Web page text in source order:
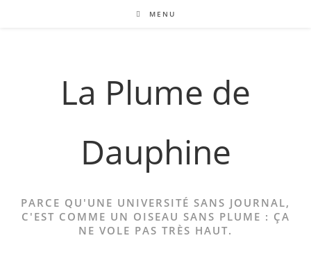
MENU
La Plume de
Dauphine
PARCE QU'UNE UNIVERSITÉ SANS JOURNAL,
C'EST COMME UN OISEAU SANS PLUME : ÇA
NE VOLE PAS TRÈS HAUT.